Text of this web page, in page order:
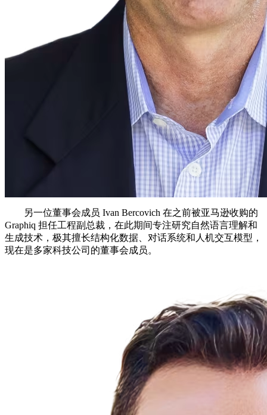
另一位董事会成员 Ivan Bercovich 在之前被亚马逊收购的
Graphiq 担任工程副总裁，在此期间专注研究自然语言理解和
生成技术，极其擅长结构化数据、对话系统和人机交互模型，
现在是多家科技公司的董事会成员。